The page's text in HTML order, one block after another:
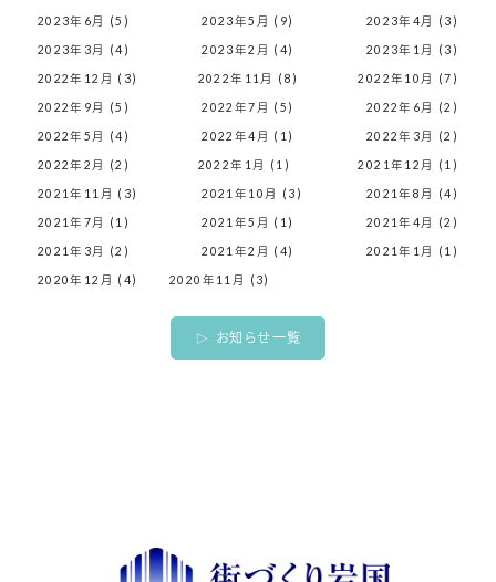
2023年6月 (5) 2023年5月 (9) 2023年4月 (3)
2023年3月 (4) 2023年2月 (4) 2023年1月 (3)
2022年12月 (3) 2022年11月 (8) 2022年10月 (7)
2022年9月 (5) 2022年7月 (5) 2022年6月 (2)
2022年5月 (4) 2022年4月 (1) 2022年3月 (2)
2022年2月 (2) 2022年1月 (1) 2021年12月 (1)
2021年11月 (3) 2021年10月 (3) 2021年8月 (4)
2021年7月 (1) 2021年5月 (1) 2021年4月 (2)
2021年3月 (2) 2021年2月 (4) 2021年1月 (1)
2020年12月 (4) 2020年11月 (3)
お知らせ一覧